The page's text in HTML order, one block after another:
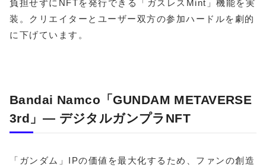
負担せずにNFTを発行できる「ガスレスMint」機能を実
装。クリエイターとユーザー双方の参加ハードルを劇的
に下げています。
Bandai Namco「GUNDAM METAVERSE
3rd」― デジタルガンプラNFT
「ガンダム」IPの価値を最大化するため、ファンの創造